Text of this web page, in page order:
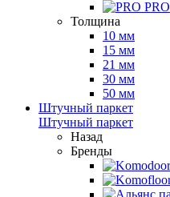
PRO
Толщина
10 мм
15 мм
21 мм
30 мм
50 мм
Штучный паркет
Штучный паркет
Назад
Бренды